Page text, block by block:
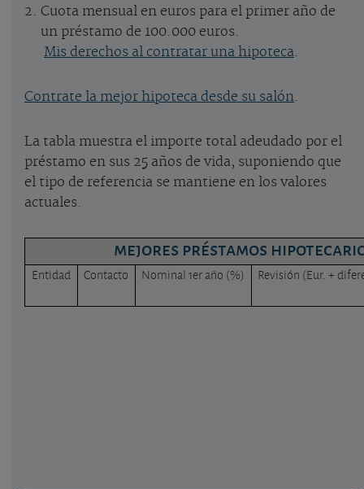
Cuota mensual en euros para el primer año de
un préstamo de 100.000 euros.
Mis derechos al contratar una hipoteca.
Contrate la mejor hipoteca desde su salón.
La tabla muestra el importe total adeudado por el
préstamo en sus 25 años de vida, suponiendo que
el tipo de referencia se mantiene en los valores
actuales.
mejores préstamos
Entidad Contacto Nominal 1er año (%) Revisión (Eur. +